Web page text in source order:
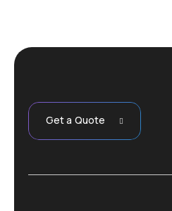
Get a Quote